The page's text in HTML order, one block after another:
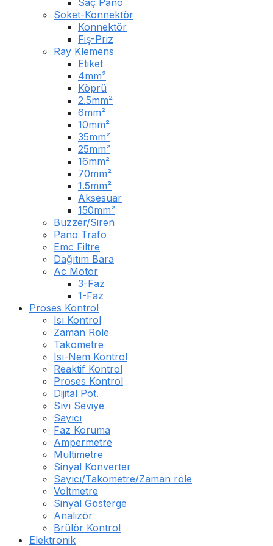
Saç Pano
Soket-Konnektör
Konnektör
Fiş-Priz
Ray Klemens
Etiket
4mm²
Köprü
2.5mm²
6mm²
10mm²
35mm²
25mm²
16mm²
70mm²
1.5mm²
Aksesuar
150mm²
Buzzer/Siren
Pano Trafo
Emc Filtre
Dağıtım Bara
Ac Motor
3-Faz
1-Faz
Proses Kontrol
Isı Kontrol
Zaman Röle
Takometre
Isı-Nem Kontrol
Reaktif Kontrol
Proses Kontrol
Dijital Pot.
Sıvı Seviye
Sayıcı
Faz Koruma
Ampermetre
Multimetre
Sinyal Konverter
Sayıcı/Takometre/Zaman röle
Voltmetre
Sinyal Gösterge
Analizör
Brülör Kontrol
Elektronik